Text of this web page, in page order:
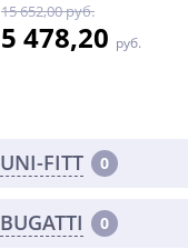
15 652,00 руб.
5 478,20 руб.
UNI-FITT 0
BUGATTI 0